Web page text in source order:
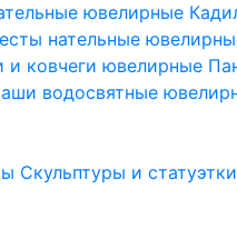
ювелирные
нательные
ковчеги ювелирные
водосвятные
Скульптуры и статуэтки